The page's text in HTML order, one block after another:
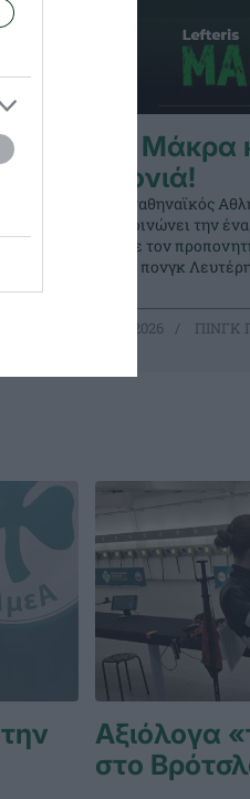
Με Μάκρα
χρονιά!
Ο Παναθηναϊκός
ανακοινώνει την
του με τον
πινγκ πονγκ
29.05.2026 ΠΙΝΓΚ
Αξιόλογα
στο